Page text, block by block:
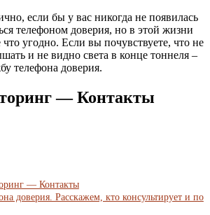
если бы у вас никогда не появилась
телефоном доверия, но в этой жизни
что угодно. Если вы почувствуете, что не
и не видно света в конце тоннеля –
телефона доверия.
— Контакты
— Контакты
доверия. Расскажем, кто консультирует и по